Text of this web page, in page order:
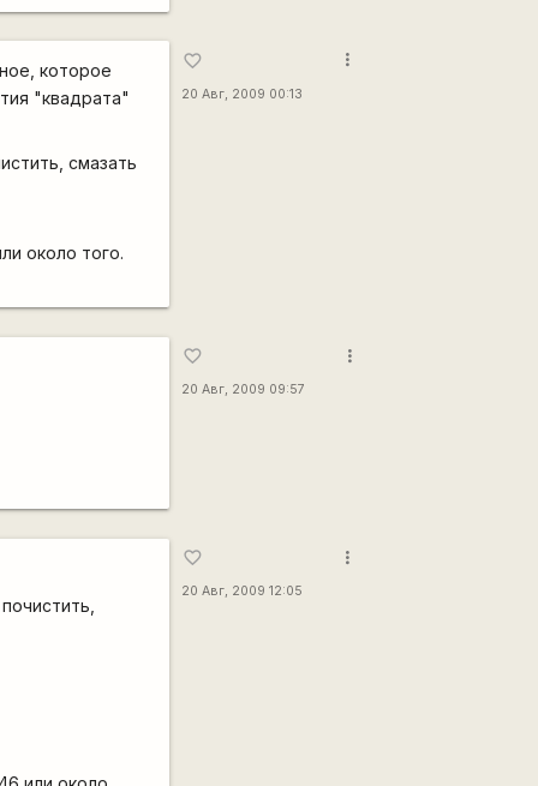
которое
"квадрата"
смазать
около того.
favorite_border
20 Авг, 2009 00:13
more_vert
favorite_border
20 Авг, 2009 09:57
more_vert
favorite_border
20 Авг, 2009 12:05
more_vert